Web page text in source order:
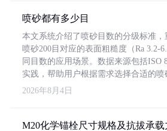
喷砂都有多少目
本文系统介绍了喷砂目数的分级标准
喷砂200目对应的表面粗糙度（Ra 3.2-
同目数的应用场景。数据来源包括ISO
实践，帮助用户根据需求选择合适的喷
2026年8月4日
M20化学锚栓尺寸规格及抗拔承载